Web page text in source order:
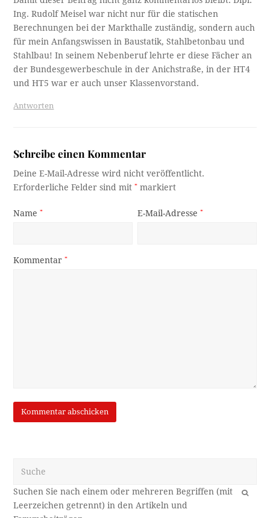
Ing. Rudolf Meisel war nicht nur für die statischen
Berechnungen bei der Markthalle zuständig, sondern auch
für mein Anfangswissen in Baustatik, Stahlbetonbau und
Stahlbau! In seinem Nebenberuf lehrte er diese Fächer an
der Bundesgewerbeschule in der Anichstraße, in der HT4
und HT5 war er auch unser Klassenvorstand.
Antworten
Schreibe einen Kommentar
Deine E-Mail-Adresse wird nicht veröffentlicht.
Erforderliche Felder sind mit* markiert
Name* E-Mail-Adresse*
Kommentar*
OK